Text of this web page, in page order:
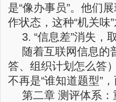
是“像办事员”。他们
作状态，这种“机关味
3. “信息差”消失，
随着互联网信息的
答、组织计划怎么答
不再是“谁知道题型”，
第二章 测评体系：